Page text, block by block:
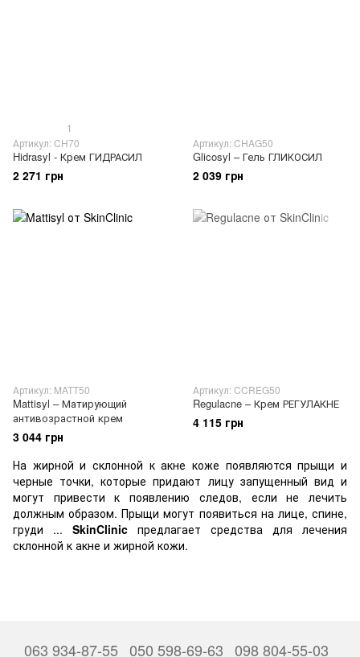
1
Артикул: CH70
Hidrasyl - Крем ГИДРАСИЛ
2 271 грн
Артикул: CHAG50
Glicosyl – Гель ГЛИКОСИЛ
2 039 грн
Артикул: MATT50
Mattisyl – Матирующий
антивозрастной крем
3 044 грн
Артикул: CCREG50
Regulacne – Крем РЕГУЛАКНЕ
4 115 грн
На жирной и склонной к акне коже появляются прыщи и
черные точки, которые придают лицу запущенный вид и
могут привести к появлению следов, если не лечить
должным образом. Прыщи могут появиться на лице, спине,
груди ... SkinClinic предлагает средства для лечения
склонной к акне и жирной кожи.
063 934-87-55 050 598-69-63 098 804-55-03